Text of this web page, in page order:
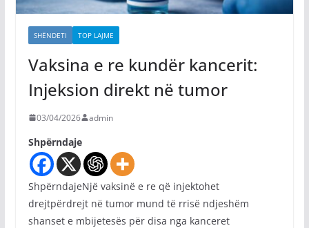
SHËNDETI TOP LAJME
Vaksina e re kundër kancerit:
Injeksion direkt në tumor
03/04/2026 admin
Shpërndaje
ShpërndajeNjë vaksinë e re që injektohet
drejtpërdrejt në tumor mund të rrisë ndjeshëm
shanset e mbijetesës për disa nga kanceret